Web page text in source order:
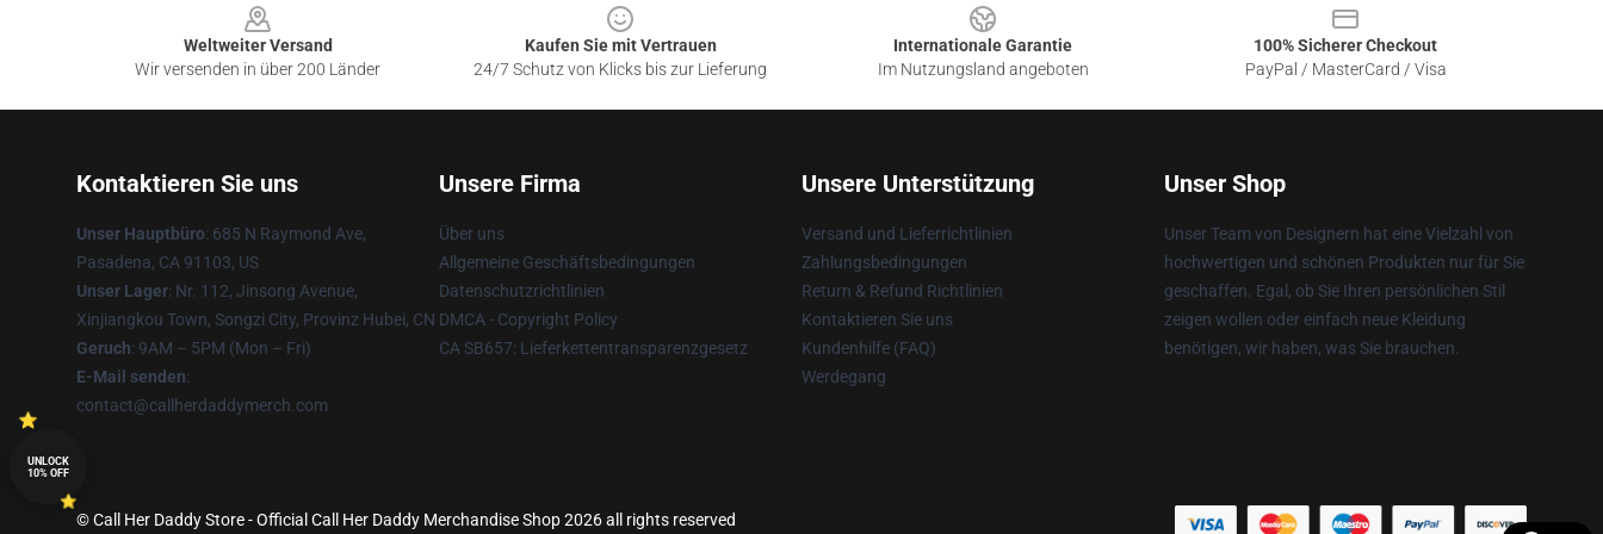
Weltweiter Versand
Wir versenden in über 200 Länder
Kaufen Sie mit Vertrauen
24/7 Schutz von Klicks bis zur Lieferung
Internationale Garantie
Im Nutzungsland angeboten
100% Sicherer Checkout
PayPal / MasterCard / Visa
Kontaktieren Sie uns
Unser Hauptbüro: 685 N Raymond Ave,
Pasadena, CA 91103, US
Unser Lager: Nr. 112, Jinsong Avenue,
Xinjiangkou Town, Songzi City, Provinz Hubei, CN
Geruch: 9AM – 5PM (Mon – Fri)
E-Mail senden:
contact@callherdaddymerch.com
Unsere Firma
Über uns
Allgemeine Geschäftsbedingungen
Datenschutzrichtlinien
DMCA - Copyright Policy
CA SB657: Lieferkettentransparenzgesetz
Unsere Unterstützung
Versand und Lieferrichtlinien
Zahlungsbedingungen
Return & Refund Richtlinien
Kontaktieren Sie uns
Kundenhilfe (FAQ)
Werdegang
Unser Shop
Unser Team von Designern hat eine Vielzahl von
hochwertigen und schönen Produkten nur für Sie
geschaffen. Egal, ob Sie Ihren persönlichen Stil
zeigen wollen oder einfach neue Kleidung
benötigen, wir haben, was Sie brauchen.
© Call Her Daddy Store - Official Call Her Daddy Merchandise Shop 2026 all rights reserved
UNLOCK
10% OFF